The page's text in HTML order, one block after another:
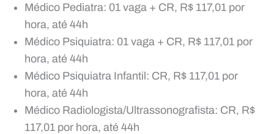
Médico Pediatra: 01 vaga + CR, R$ 117,01 por
hora, até 44h
Médico Psiquiatra: 01 vaga + CR, R$ 117,01 por
hora, até 44h
Médico Psiquiatra Infantil: CR, R$ 117,01 por
hora, até 44h
Médico Radiologista/Ultrassonografista: CR, R$
117,01 por hora, até 44h